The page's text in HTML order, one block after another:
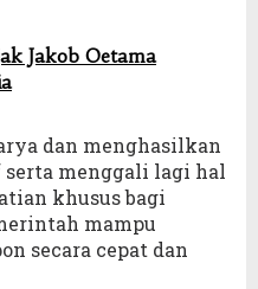
Jakob Oetama
dan menghasilkan
menggali lagi hal
khusus bagi
mampu
secara cepat dan